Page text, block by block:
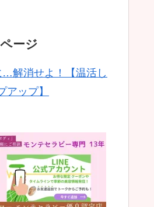
ージ
…解消せよ！【温活し
アップ】